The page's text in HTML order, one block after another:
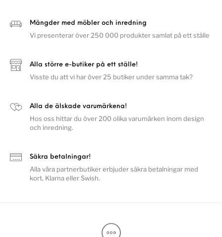
Mängder med möbler och inredning
Vi presenterar över 250 000 produkter samlat på ett ställe
Alla större e-butiker på ett ställe!
Visste du att vi har över 25 butiker under samma tak?
Alla de älskade varumärkena!
Hos oss hittar du över 200 olika varumärken inom design
och inredning.
Säkra betalningar!
Alla våra partnerbutiker erbjuder säkra betalningar med
kort, Klarna eller Swish.